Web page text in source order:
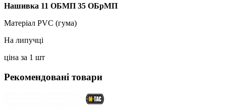
Нашивка 11 ОБМП 35 ОБрМП
Матеріал PVC (гума)
На липучці
ціна за 1 шт
Рекомендовані товари